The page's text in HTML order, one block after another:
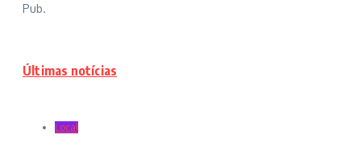
Pub.
Últimas notícias
Local